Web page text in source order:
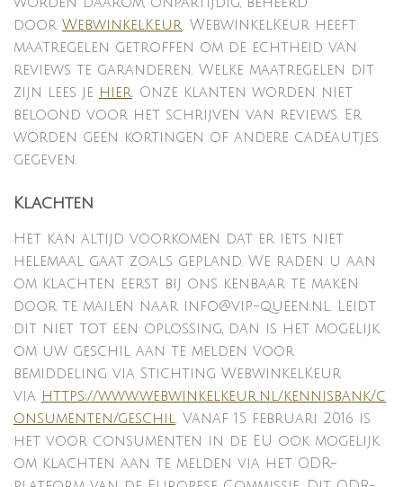
door WebwinkelKeur. WebwinkelKeur heeft
maatregelen getroffen om de echtheid van
reviews te garanderen. Welke maatregelen dit
zijn lees je hier. Onze klanten worden niet
beloond voor het schrijven van reviews. Er
worden geen kortingen of andere cadeautjes
gegeven.
Klachten
Het kan altijd voorkomen dat er iets niet
helemaal gaat zoals gepland. We raden u aan
om klachten eerst bij ons kenbaar te maken
door te mailen naar info@vip-queen.nl. Leidt
dit niet tot een oplossing, dan is het mogelijk
om uw geschil aan te melden voor
bemiddeling via Stichting WebwinkelKeur
via https://www.webwinkelkeur.nl/kennisbank/c
onsumenten/geschil. Vanaf 15 februari 2016 is
het voor consumenten in de EU ook mogelijk
om klachten aan te melden via het ODR-